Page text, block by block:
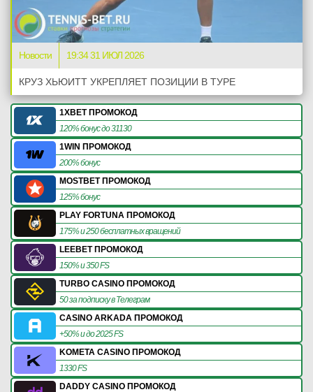
Новости 19:34 31 ИЮЛ 2026
КРУЗ ХЬЮИТТ УКРЕПЛЯЕТ ПОЗИЦИИ В ТУРЕ
1XBET ПРОМОКОД
120% бонус до 31130
1WIN ПРОМОКОД
200% бонус
MOSTBET ПРОМОКОД
125% бонус
PLAY FORTUNA ПРОМОКОД
175% и 250 бесплатных вращений
LEEBET ПРОМОКОД
150% и 350 FS
TURBO CASINO ПРОМОКОД
50 за подписку в Телеграм
CASINO ARKADA ПРОМОКОД
+50% и до 2025 FS
KOMETA CASINO ПРОМОКОД
1330 FS
DADDY CASINO ПРОМОКОД